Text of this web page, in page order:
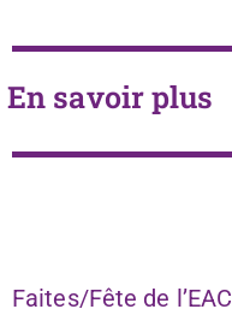
En savoir plus
Faites/Fête de l’EAC